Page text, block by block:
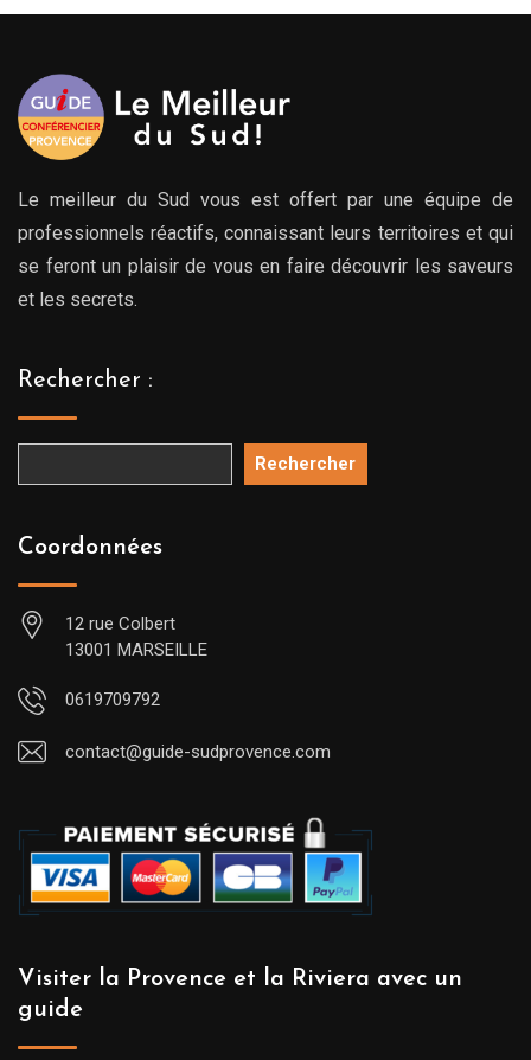
Le meilleur du Sud vous est offert par une équipe de
professionnels réactifs, connaissant leurs territoires et qui
se feront un plaisir de vous en faire découvrir les saveurs
et les secrets.
Rechercher :
Rechercher
Coordonnées
12 rue Colbert
13001 MARSEILLE
0619709792
contact@guide-sudprovence.com
Visiter la Provence et la Riviera avec un
guide